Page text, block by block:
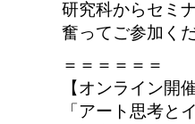
研究科からセミ
奮ってご参加く
＝＝＝＝＝＝
【オンライン開
「アート思考と